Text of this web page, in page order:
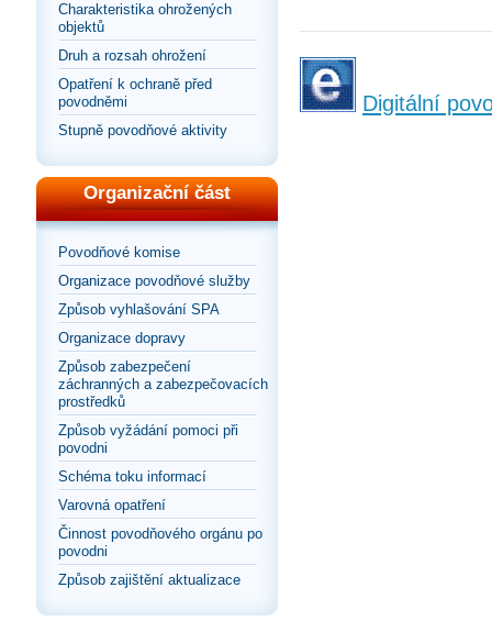
Charakteristika ohrožených
objektů
Druh a rozsah ohrožení
Opatření k ochraně před
povodněmi
Stupně povodňové aktivity
Organizační část
Povodňové komise
Organizace povodňové služby
Způsob vyhlašování SPA
Organizace dopravy
Způsob zabezpečení
záchranných a zabezpečovacích
prostředků
Způsob vyžádání pomoci při
povodni
Schéma toku informací
Varovná opatření
Činnost povodňového orgánu po
povodni
Způsob zajištění aktualizace
Digitální